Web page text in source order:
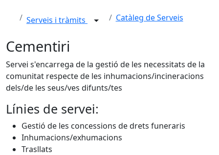
Serveis i tràmits Catàleg de Serveis
Cementiri
Servei s'encarrega de la gestió de les necessitats de la
comunitat respecte de les inhumacions/incineracions
dels/de les seus/ves difunts/tes
Línies de servei:
Gestió de les concessions de drets funeraris
Inhumacions/exhumacions
Trasllats